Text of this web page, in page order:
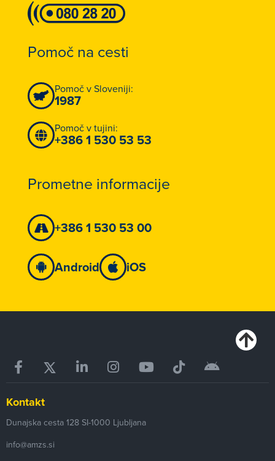
Pomoč na cesti
Pomoč v Sloveniji:
1987
Pomoč v tujini:
+386 1 530 53 53
Prometne informacije
+386 1 530 53 00
Android iOS
Kontakt
Dunajska cesta 128 SI-1000 Ljubljana
info@amzs.si